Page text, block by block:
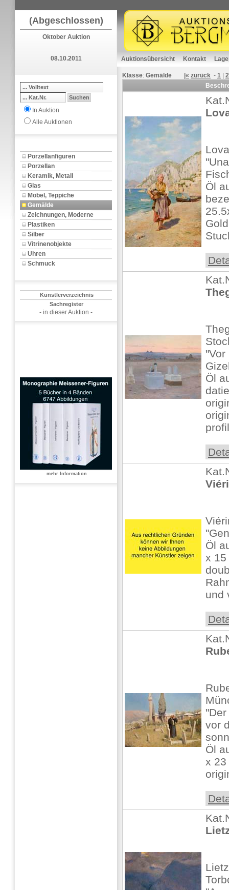
(Abgeschlossen)
Oktober Auktion
08.10.2011
In Auktion
Alle Auktionen
Porzellanfiguren
Porzellan
Keramik, Metall
Glas
Möbel, Teppiche
Gemälde
Zeichnungen, Moderne
Plastiken
Silber
Vitrinenobjekte
Uhren
Schmuck
Künstlerverzeichnis
Sachregister
- in dieser Auktion -
mehr Information
Auktionsübersicht Kontakt
Klasse: Gemälde |« zurück - 1
2
Öl
Öl
Öl
x 15
und
vor
Öl
x 23